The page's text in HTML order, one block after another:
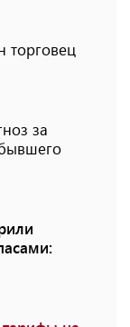
торговец
за